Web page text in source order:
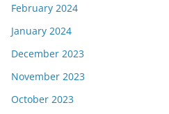
February 2024
January 2024
December 2023
November 2023
October 2023